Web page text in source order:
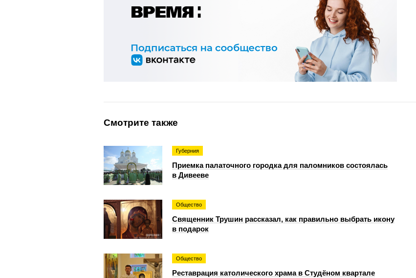
Смотрите также
Губерния
Приемка палаточного городка для паломников состоялась
в Дивееве
Общество
Священник Трушин рассказал, как правильно выбрать икону
в подарок
Общество
Реставрация католического храма в Студёном квартале